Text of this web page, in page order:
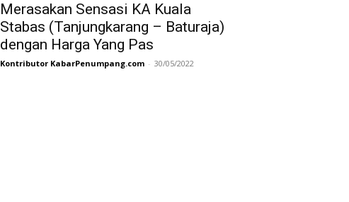
Merasakan Sensasi KA Kuala
Stabas (Tanjungkarang – Baturaja)
dengan Harga Yang Pas
Kontributor KabarPenumpang.com - 30/05/2022